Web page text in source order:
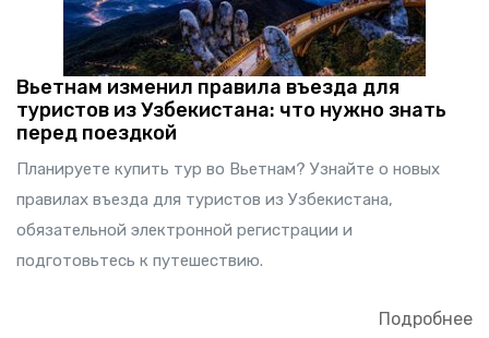
Вьетнам изменил правила въезда для
туристов из Узбекистана: что нужно знать
перед поездкой
Планируете купить тур во Вьетнам? Узнайте о новых
правилах въезда для туристов из Узбекистана,
обязательной электронной регистрации и
подготовьтесь к путешествию.
Подробнее